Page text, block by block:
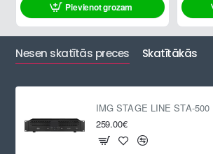
Pievienot grozam
Nesen skatītās preces Skatītākās
IMG STAGE LINE STA-500
259.00€